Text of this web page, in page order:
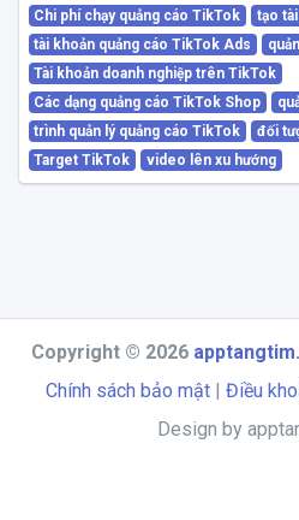
Chi phí chạy quảng cáo TikTok
tạo
tài khoản quảng cáo TikTok Ads
Tài khoản doanh nghiệp trên TikTok
Các dạng quảng cáo TikTok Shop
trình quản lý quảng cáo TikTok
đối
Target TikTok
video lên xu hướng
Copyright © 2026
Chính sách bảo mật | Điều
Design by